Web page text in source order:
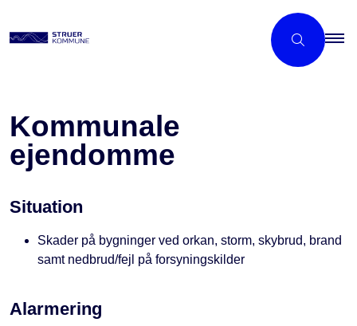
Kommunale
ejendomme
Situation
Skader på bygninger ved orkan, storm, skybrud, brand
samt nedbrud/fejl på forsyningskilder
Alarmering